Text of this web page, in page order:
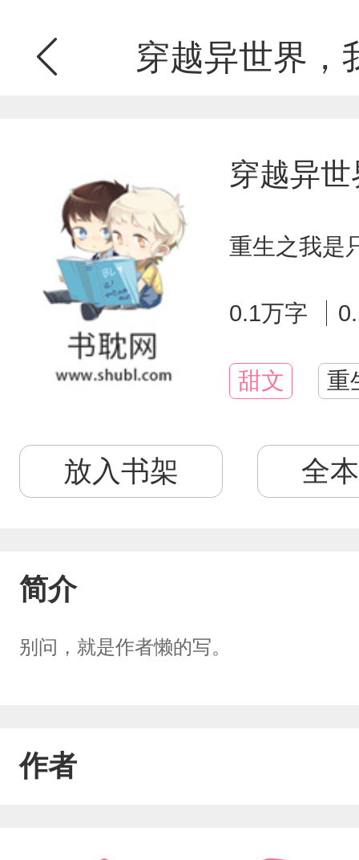
穿越异世界，
穿越异
重生之我是
0.1万字
甜文 重
放入书架 全
简介
别问，就是作者懒的写。
作者